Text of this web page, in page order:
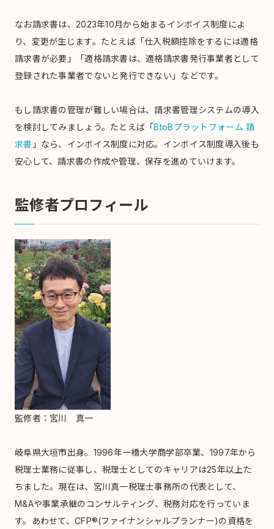
なお請求書は、2023年10月から始まるインボイス制度によ
り、変更が生じます。たとえば「仕入税額控除をするには適格
請求書が必要」「適格請求書は、適格請求書発行事業者として
登録された事業者でないと発行できない」などです。
もし請求書の管理が難しい場合は、請求書管理システムの導入
を検討してみましょう。たとえば「BtoBプラットフォーム 請
求書 」なら、インボイス制度に対応。インボイス制度導入後も
安心して、請求書の作成や管理、保存を進めていけます。
監修者プロフィール
監修者：宮川 真一
岐阜県大垣市出身。1996年一橋大学商学部卒業、1997年から
税理士業務に従事し、税理士としてのキャリアは25年以上た
ちました。現在は、宮川真一税理士事務所の代表として、
M&Aや事業承継のコンサルティング、税務対応を行っていま
す。あわせて、CFP®(ファイナンシャルプランナー)の資格を